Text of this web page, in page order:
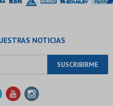
NOTICIAS
SUSCRIBIRME
 